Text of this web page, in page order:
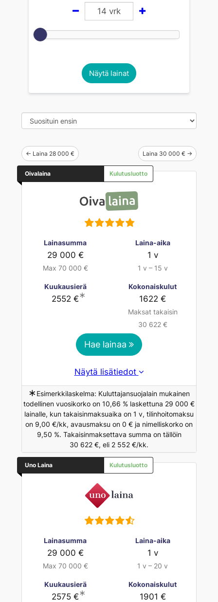
14 vrk
Näytä lainat
← Laina 28 000 € Laina 30 000 € →
Oivalaina Kulutusluotto
Lainasumma
29 000 €
Max 70 000 €
Laina-aika
1 v
1 v – 15 v
Kuukausierä
2552 €∗
Kokonaiskulut
1622 €
Maksat takaisin
30 622 €
Hae lainaa
Näytä lisätiedot
∗ Esimerkkilaskelma: Kuluttajansuojalain mukainen
todellinen vuosikorko on 10,66 % laskettuna 29 000 €
lainalle, kun takaisinmaksuaika on 1 v, tilinhoitomaksu
on 9,00 €/kk, avausmaksu on 0 € ja nimelliskorko on
9,50 %. Takaisinmaksettava summa on tällöin
30 622 €, eli 2 552 €/kk.
Uno Laina Kulutusluotto
Lainasumma
29 000 €
Max 70 000 €
Laina-aika
1 v
1 v – 20 v
Kuukausierä
2575 €∗
Kokonaiskulut
1901 €